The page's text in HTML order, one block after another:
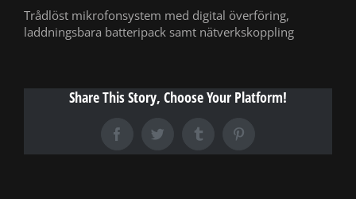
Trådlöst mikrofonsystem med digital överföring,
laddningsbara batteripack samt nätverkskoppling
Share This Story, Choose Your Platform!
FacebookTwitter TumblrPinterest